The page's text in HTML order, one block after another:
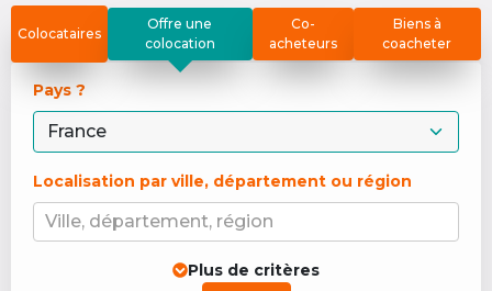
Colocataires
Offre une
colocation
Co-
acheteurs
Biens à
coacheter
Pays ?
Localisation par ville, département ou région
Ville, département, région
Plus de critères